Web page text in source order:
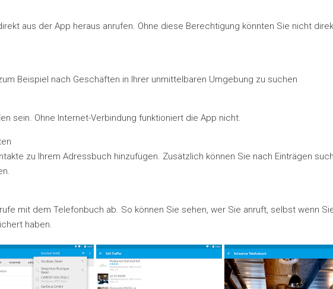
aus der App heraus anrufen. Ohne diese Berechtigung könnten Sie nicht
Beispiel nach Geschäften in Ihrer unmittelbaren Umgebung zu suchen
sein. Ohne Internet-Verbindung funktioniert die App nicht.
zu Ihrem Adressbuch hinzufügen. Zusätzlich können Sie nach Einträgen
mit dem Telefonbuch ab. So können Sie sehen, wer Sie anruft, selbst wenn
haben.